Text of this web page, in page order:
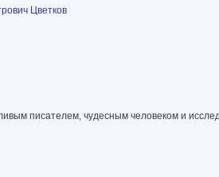
Цветков
писателем, чудесным человеком и